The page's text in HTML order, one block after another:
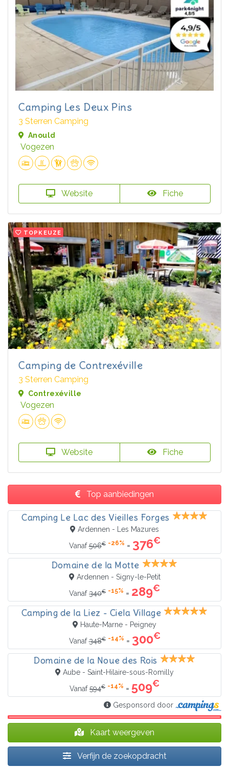
Camping Les Deux Pins
3 Sterren Camping
Anould
Vogezen
Website Fiche
TOPKEUZE
Camping de Contrexéville
3 Sterren Camping
Contrexéville
Vogezen
Website Fiche
Top aanbiedingen
Camping Le Lac des Vieilles Forges
Ardennen - Les Mazures
Vanaf506€ -26% = 376€
Domaine de la Motte
Ardennen - Signy-le-Petit
Vanaf340€ -15% = 289€
Camping de la Liez - Ciela Village
Haute-Marne - Peigney
Vanaf348€ -14% = 300€
Domaine de la Noue des Rois
Aube - Saint-Hilaire-sous-Romilly
Vanaf594€ -14% = 509€
Gesponsord door
Kaart weergeven
Verfijn de zoekopdracht